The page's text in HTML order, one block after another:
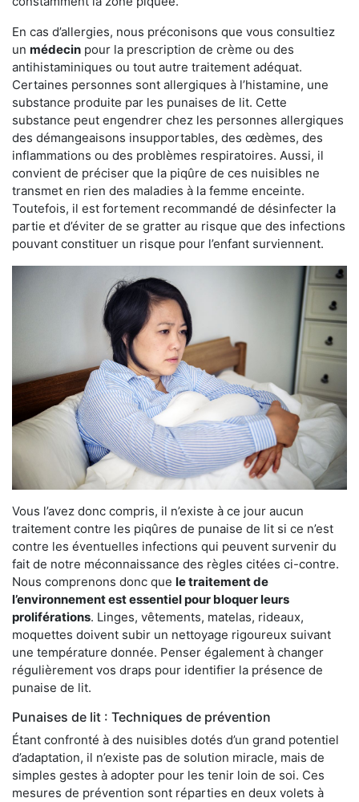
En cas d’allergies, nous préconisons que vous consultiez
un médecin pour la prescription de crème ou des
antihistaminiques ou tout autre traitement adéquat.
Certaines personnes sont allergiques à l’histamine, une
substance produite par les punaises de lit. Cette
substance peut engendrer chez les personnes allergiques
des démangeaisons insupportables, des œdèmes, des
inflammations ou des problèmes respiratoires. Aussi, il
convient de préciser que la piqûre de ces nuisibles ne
transmet en rien des maladies à la femme enceinte.
Toutefois, il est fortement recommandé de désinfecter la
partie et d’éviter de se gratter au risque que des infections
pouvant constituer un risque pour l’enfant surviennent.
Vous l’avez donc compris, il n’existe à ce jour aucun
traitement contre les piqûres de punaise de lit si ce n’est
contre les éventuelles infections qui peuvent survenir du
fait de notre méconnaissance des règles citées ci-contre.
Nous comprenons donc que le traitement de
l’environnement est essentiel pour bloquer leurs
proliférations. Linges, vêtements, matelas, rideaux,
moquettes doivent subir un nettoyage rigoureux suivant
une température donnée. Penser également à changer
régulièrement vos draps pour identifier la présence de
punaise de lit.
Punaises de lit : Techniques de prévention
Étant confronté à des nuisibles dotés d’un grand potentiel
d’adaptation, il n’existe pas de solution miracle, mais de
simples gestes à adopter pour les tenir loin de soi. Ces
mesures de prévention sont réparties en deux volets à